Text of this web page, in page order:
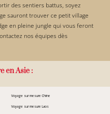
des sentiers battus, soyez
sauront trouver ce petit village
en pleine jungle qui vous feront
nos équipes dès
en Asie :
Voyage sur mesure Chine
Voyage sur mesure Laos